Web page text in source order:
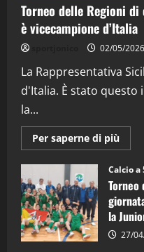
08/
Torneo delle Regioni
è vicecampione d’Italia
02/05/2026
La Rappresentativa
d'Italia. È stato
la...
Per saperne di più
delle
di
a
5:
la
Calcio a
Torneo
la
27/